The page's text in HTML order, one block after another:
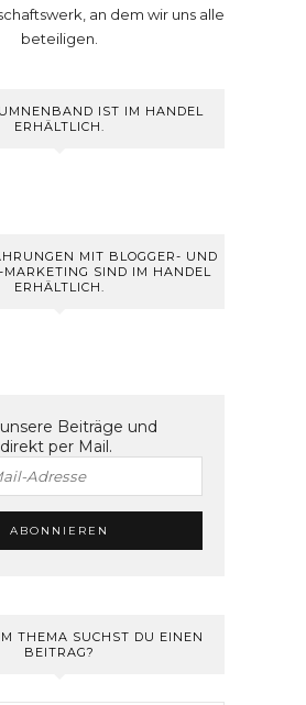
an dem wir uns alle
beteiligen.
IST IM HANDEL
ERHÄLTLICH.
MIT BLOGGER- UND
MARKETING SIND IM HANDEL
ERHÄLTLICH.
Beiträge und
per Mail.
THEMA SUCHST DU EINEN
BEITRAG?